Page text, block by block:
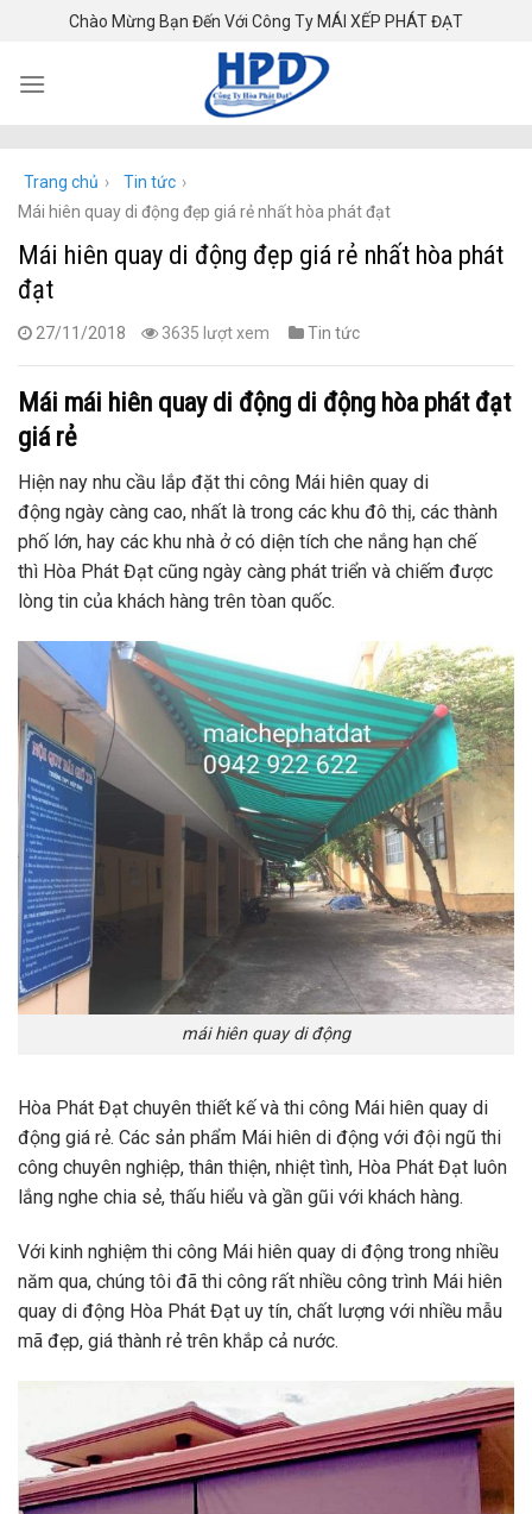
content
Chào Mừng Bạn Đến Với Công Ty MÁI XẾP PHÁT ĐẠT
Trang chủ › Tin tức ›
Mái hiên quay di động đẹp giá rẻ nhất hòa phát đạt
Mái hiên quay di động đẹp giá rẻ nhất hòa phát
đạt
27/11/2018 3635 lượt xem Tin tức
Mái mái hiên quay di động di động hòa phát đạt
giá rẻ
Hiện nay nhu cầu lắp đặt thi công Mái hiên quay di
động ngày càng cao, nhất là trong các khu đô thị, các thành
phố lớn, hay các khu nhà ở có diện tích che nắng hạn chế
thì Hòa Phát Đạt cũng ngày càng phát triển và chiếm được
lòng tin của khách hàng trên tòan quốc.
mái hiên quay di động
Hòa Phát Đạt chuyên thiết kế và thi công Mái hiên quay di
động giá rẻ. Các sản phẩm Mái hiên di động với đội ngũ thi
công chuyên nghiệp, thân thiện, nhiệt tình, Hòa Phát Đạt luôn
lắng nghe chia sẻ, thấu hiểu và gần gũi với khách hàng.
Với kinh nghiệm thi công Mái hiên quay di động trong nhiều
năm qua, chúng tôi đã thi công rất nhiều công trình Mái hiên
quay di động Hòa Phát Đạt uy tín, chất lượng với nhiều mẫu
mã đẹp, giá thành rẻ trên khắp cả nước.